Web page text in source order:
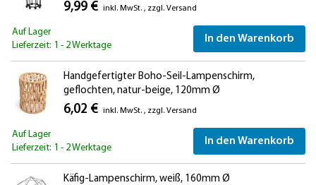
9,99 € inkl. MwSt. , zzgl. Versand
Auf Lager
Lieferzeit: 1 - 2 Werktage
In den Warenkorb
Handgefertigter Boho-Seil-Lampenschirm,
geflochten, natur-beige, 120mm Ø
6,02 € inkl. MwSt. , zzgl. Versand
Auf Lager
Lieferzeit: 1 - 2 Werktage
In den Warenkorb
Käfig-Lampenschirm, weiß, 160mm Ø